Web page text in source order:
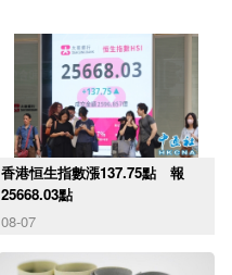
香港恒生指數漲137.75點 報
25668.03點
08-07